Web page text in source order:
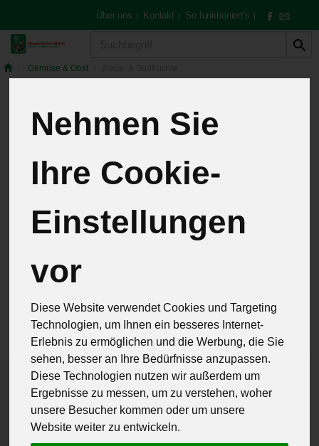
Nehmen Sie
Ihre Cookie-
Einstellungen
vor
Diese Website verwendet Cookies und Targeting
Technologien, um Ihnen ein besseres Internet-
Erlebnis zu ermöglichen und die Werbung, die Sie
sehen, besser an Ihre Bedürfnisse anzupassen.
Diese Technologien nutzen wir außerdem um
Ergebnisse zu messen, um zu verstehen, woher
unsere Besucher kommen oder um unsere
Website weiter zu entwickeln.
Über uns | Kontakt | So funktioniert's |
Gemüse & Obst
Zitrus- &
Südfrüchte
4 von 259
12